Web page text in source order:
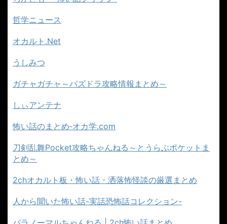
哲学ニュース
オカルト.Net
うしみつ
ガチャガチャ～パズドラ攻略情報まとめ～
しぃアンテナ
怖い話のまとめ‐オカ学.com
刀剣乱舞Pocket攻略ちゃんねる～とうらぶポケットま
とめ～
2chオカルト板・怖い話・洒落怖怪談の厳選まとめ
人から聞いた怖い話-実話恐怖話コレクション-